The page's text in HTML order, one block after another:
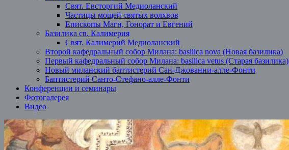
Свят. Евсторгий Медиоланский
Частицы мощей святых волхвов
Епископы Магн, Гонорат и Евгений
Базилика св. Калимерия
Свят. Калимерий Медиоланский
Второй кафедральный собор Милана: basilica nova (Новая базилика)
Первый кафедральный собор Милана: basilica vetus (Старая базилика)
Новый миланский баптистерий Сан-Джованни-алле-Фонти
Баптистерий Санто-Стефано-алле-Фонти
Конференции и семинары
Фотогалерея
Видео